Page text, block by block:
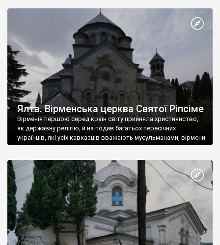
Херсонесі Володимир-язичник, став Василем-християнином.
А потім було Хрещення Русі. На честь Херсонесу Таврійського
Ялта. Вірменська церква Святої Ріпсіме
Вірменія першою серед країн світу прийняла християнство,
як державну релігію, й на подив багатьох пересічних
українців, які усіх кавказців вважають мусульманами, вірмени
є відданими вірянами Христа